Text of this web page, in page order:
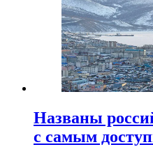
Названы
с самым